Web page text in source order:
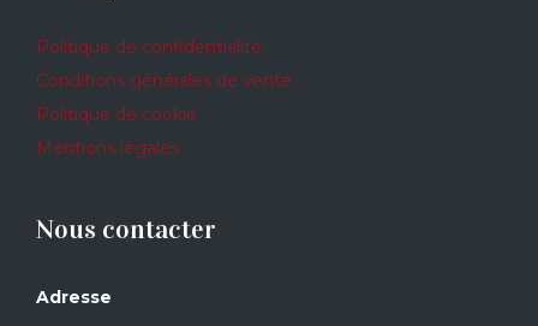
Politique de confidentialité
Conditions générales de vente
Politique de cookie
Mentions légales
Nous contacter
Adresse